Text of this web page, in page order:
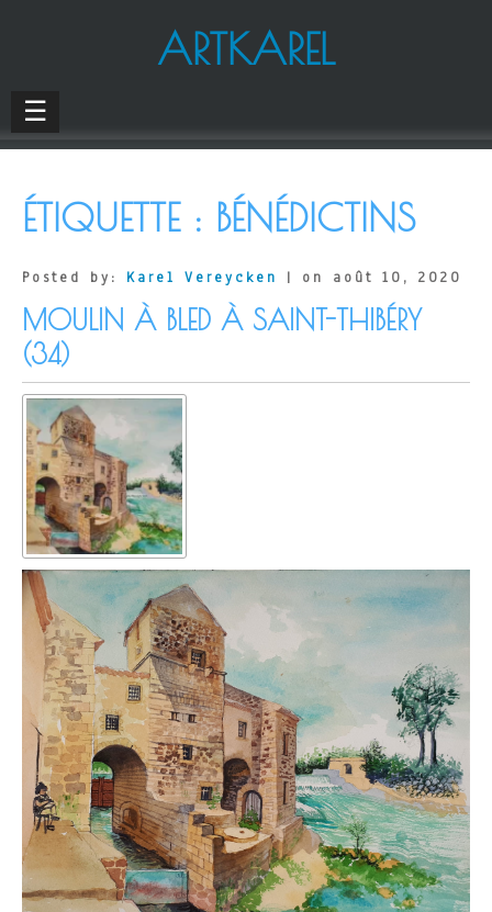
ARTKAREL
☰
ÉTIQUETTE : BÉNÉDICTINS
Posted by: Karel Vereycken | on août 10, 2020
MOULIN À BLED À SAINT-THIBÉRY
(34)